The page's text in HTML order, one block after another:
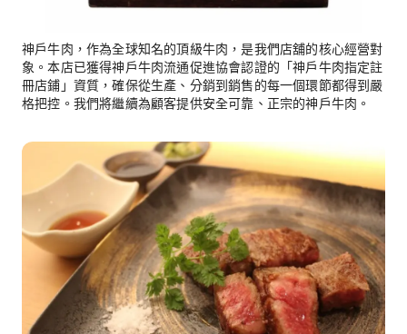
神戶牛肉，作為全球知名的頂級牛肉，是我們店舖的核心經營對
象。本店已獲得神戶牛肉流通促進協會認證的「神戶牛肉指定註
冊店鋪」資質，確保從生產、分銷到銷售的每一個環節都得到嚴
格把控。我們將繼續為顧客提供安全可靠、正宗的神戶牛肉。